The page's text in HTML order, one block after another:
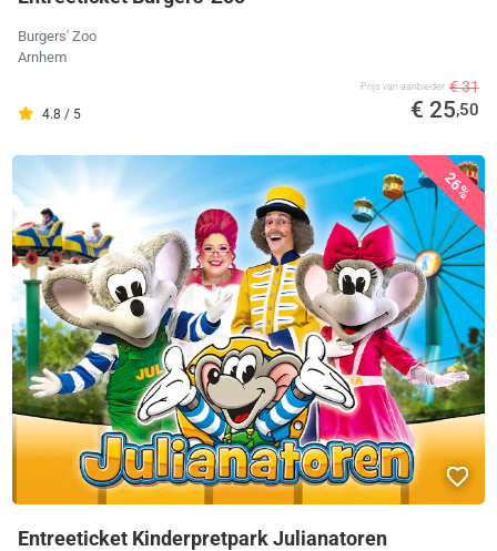
Burgers' Zoo
Arnhem
4.8 / 5
Prijs van aanbieder € 31
€ 25,50
26%
Entreeticket Kinderpretpark Julianatoren